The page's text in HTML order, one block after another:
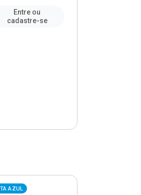
Entre ou
cadastre-se
AZUL